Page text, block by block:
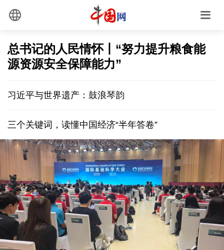
总书记的人民情怀丨“努力提升粮食能
源资源安全保障能力”
习近平与世界遗产：鼓浪琴韵
三个关键词，读懂中国经济“半年答卷”